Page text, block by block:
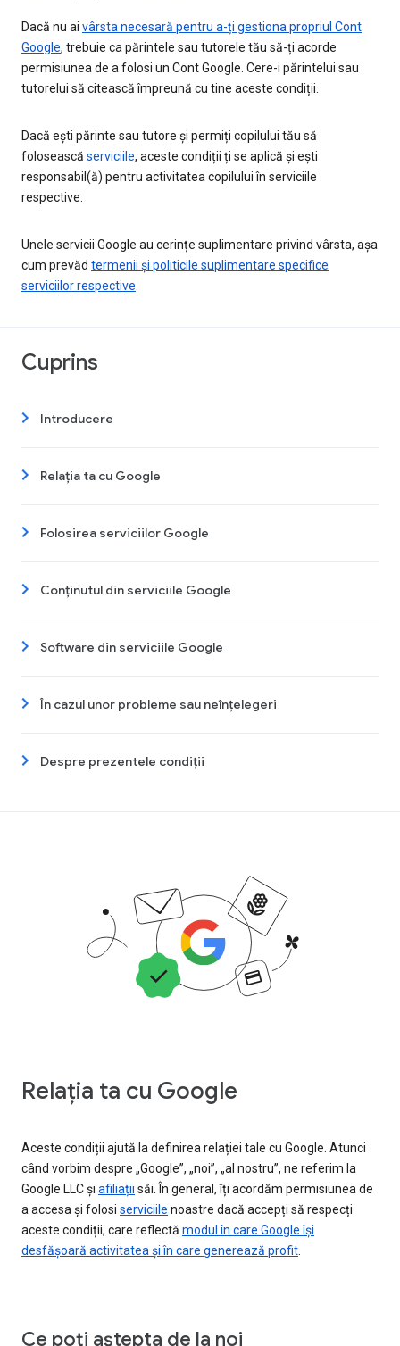
Dacă nu ai vârsta necesară pentru a-ți gestiona propriul Cont
Google, trebuie ca părintele sau tutorele tău să-ți acorde
permisiunea de a folosi un Cont Google. Cere-i părintelui sau
tutorelui să citească împreună cu tine aceste condiții.
Dacă ești părinte sau tutore și permiți copilului tău să
folosească serviciile, aceste condiții ți se aplică și ești
responsabil(ă) pentru activitatea copilului în serviciile
respective.
Unele servicii Google au cerințe suplimentare privind vârsta, așa
cum prevăd termenii și politicile suplimentare specifice
serviciilor respective
Cuprins
Introducere
Relația ta cu Google
Folosirea serviciilor Google
Conținutul din serviciile Google
Software din serviciile Google
În cazul unor probleme sau neînțelegeri
Despre prezentele condiții
Relația ta cu Google
Aceste condiții ajută la definirea relației tale cu Google. Atunci
când vorbim despre „Google”, „noi”, „al nostru”, ne referim la
Google LLC și afiliații săi. În general, îți acordăm permisiunea de
a accesa și folosi serviciile noastre dacă accepți să respecți
aceste condiții, care reflectă modul în care Google își
desfășoară activitatea și în care generează profit
Ce poți aștepta de la noi